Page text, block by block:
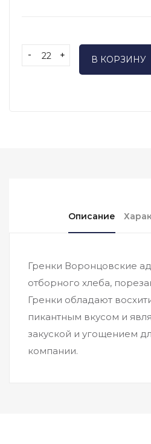
- + В КОРЗИНУ
Описание
Гренки Воронцовские
отборного хлеба,
Гренки обладают
пикантным вкусом и
закуской и угощением
компании.